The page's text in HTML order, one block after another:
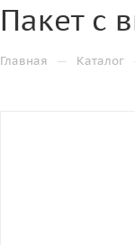
Пакет с
Главная — Каталог